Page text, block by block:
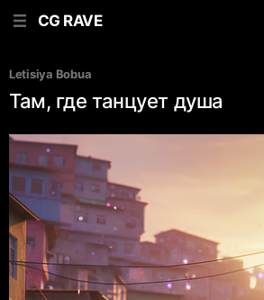
CG RAVE
Letisiya Bobua
Там, где танцует душа